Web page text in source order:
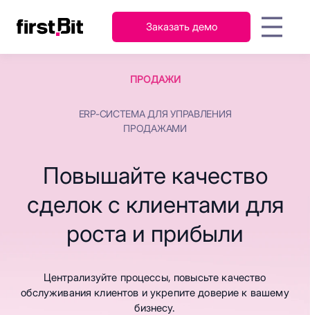
Персонал
Бухгалтерский
учет и налоги
и
склад
Продажи
Проекты
Закупки и
FirstBit ERP
Contracting
ERP
компании
Заказать демо
ПРОДАЖИ
ERP-СИСТЕМА ДЛЯ УПРАВЛЕНИЯ
ПРОДАЖАМИ
Повышайте качество
сделок с клиентами для
роста и прибыли
Централизуйте процессы, повысьте качество
обслуживания клиентов и укрепите доверие к вашему
бизнесу.